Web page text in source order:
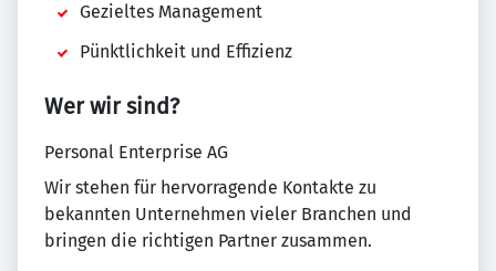
Gezieltes Management
Pünktlichkeit und Effizienz
Wer wir sind?
Personal Enterprise AG
Wir stehen für hervorragende Kontakte zu
bekannten Unternehmen vieler Branchen und
bringen die richtigen Partner zusammen.